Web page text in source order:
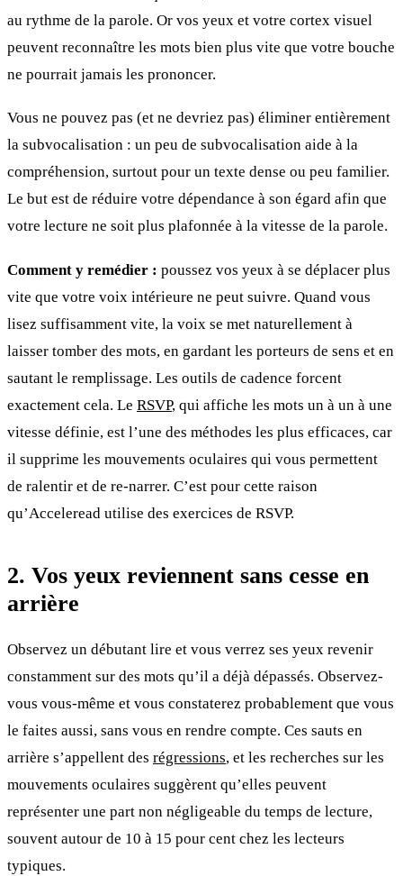
au rythme de la parole. Or vos yeux et votre cortex visuel
peuvent reconnaître les mots bien plus vite que votre bouche
ne pourrait jamais les prononcer.
Vous ne pouvez pas (et ne devriez pas) éliminer entièrement
la subvocalisation : un peu de subvocalisation aide à la
compréhension, surtout pour un texte dense ou peu familier.
Le but est de réduire votre dépendance à son égard afin que
votre lecture ne soit plus plafonnée à la vitesse de la parole.
Comment y remédier : poussez vos yeux à se déplacer plus
vite que votre voix intérieure ne peut suivre. Quand vous
lisez suffisamment vite, la voix se met naturellement à
laisser tomber des mots, en gardant les porteurs de sens et en
sautant le remplissage. Les outils de cadence forcent
exactement cela. Le RSVP, qui affiche les mots un à un à une
vitesse définie, est l’une des méthodes les plus efficaces, car
il supprime les mouvements oculaires qui vous permettent
de ralentir et de re-narrer. C’est pour cette raison
qu’Acceleread utilise des exercices de RSVP.
2. Vos yeux reviennent sans cesse en
arrière
Observez un débutant lire et vous verrez ses yeux revenir
constamment sur des mots qu’il a déjà dépassés. Observez-
vous vous-même et vous constaterez probablement que vous
le faites aussi, sans vous en rendre compte. Ces sauts en
arrière s’appellent des régressions, et les recherches sur les
mouvements oculaires suggèrent qu’elles peuvent
représenter une part non négligeable du temps de lecture,
souvent autour de 10 à 15 pour cent chez les lecteurs
typiques.